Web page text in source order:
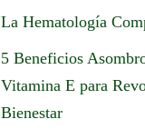
La Hematología
5 Beneficios
Vitamina E para
Bienestar